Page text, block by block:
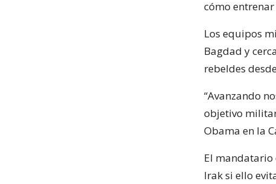
cómo
Los equipos
Bagdad y
rebeldes
“Avanzando
objetivo
Obama en la
El mandatario
Irak si ello